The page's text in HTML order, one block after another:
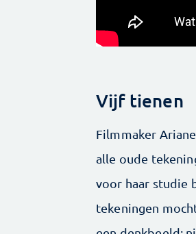
Vijf tienen
Filmmaker
alle oude
voor haar studie
tekeningen